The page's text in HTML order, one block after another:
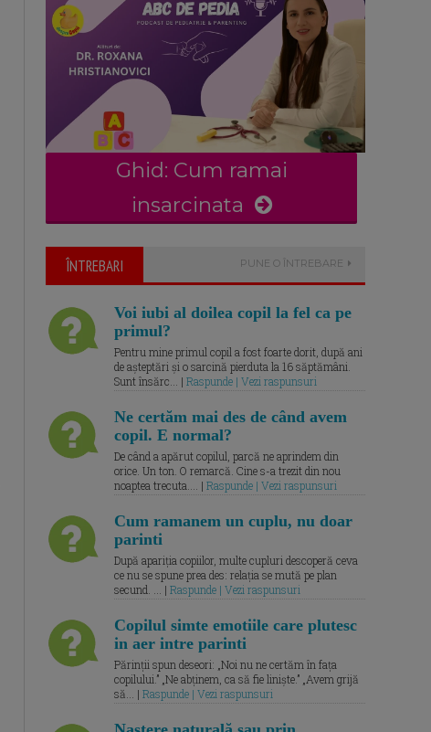
Ghid: Cum ramai
insarcinata
ÎNTREBARI PUNE O ÎNTREBARE
Voi iubi al doilea copil la fel ca pe
primul?
Pentru mine primul copil a fost foarte dorit, după ani
de așteptări și o sarcină pierduta la 16 săptămâni.
Sunt însărc... | Raspunde | Vezi raspunsuri
Ne certăm mai des de când avem
copil. E normal?
De când a apărut copilul, parcă ne aprindem din
orice. Un ton. O remarcă. Cine s-a trezit din nou
noaptea trecuta.... | Raspunde | Vezi raspunsuri
Cum ramanem un cuplu, nu doar
parinti
După apariția copiilor, multe cupluri descoperă ceva
ce nu se spune prea des: relația se mută pe plan
secund. ... | Raspunde | Vezi raspunsuri
Copilul simte emotiile care plutesc
in aer intre parinti
Părinții spun deseori: „Noi nu ne certăm în fața
copilului.” „Ne abținem, ca să fie liniște.” „Avem grijă
să... | Raspunde | Vezi raspunsuri